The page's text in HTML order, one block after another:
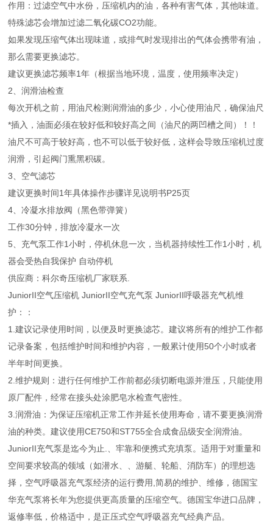
作用：过滤空气中水份，压缩机内的油，各种有害气体，其他味道。
特殊滤芯会增加过滤二氧化碳CO2功能。
如果发现压缩气体出现味道，或排气时发现排出的气体会携带有油，
那么需要更换滤芯。
建议更换滤芯频率1年（根据当地环境，温度，使用频率决定）
2、润滑油检查
每次开机之前，用油尺检测润滑油的多少，小心使用油尺，确保油尺
*插入，油面必须在较好低和较好高之间（油尺的两凹槽之间）！！
油尺不可高于较好高，也不可以低于较好低，这样会导致压缩机过度
润滑，引起阀门熏黑积碳。
3、空气滤芯
建议更换时间1年具体操作步骤详见说明书P25页
4、冷凝水排放阀（黑色带弹簧）
工作30分钟，排放冷凝水一次
5、充气泵工作1小时，停机休息一次，当机器持续性工作1小时，机
器会受热自我保护 自动停机
供应商：科尔奇压缩机厂家联系.
JuniorII空气压缩机 JuniorII空气充气泵 JuniorII呼吸器充气机维
护：：
1.建议记录使用时间，以便及时更换滤芯。建议将所有的维护工作都
记录备案，包括维护时间和维护内容，一般累计使用50个小时或者
半年时间更换。
2.维护规则：进行任何维护工作前都必须切断电源并泄压，只能使用
原厂配件，经常在接头处涂肥皂水检查气密性。
3.润滑油：为保证压缩机正常工作并延长使用寿命，请不要更换润滑
油的种类。建议使用CE750和ST755全合成食品级安全润滑油。
JuniorII充气泵是迄今为止.、牢靠和便携式充填泵。适用于对重量和
空间要求较高的领域（如潜水、、游艇、轮船、消防车）的理想选
择，空气呼吸器充气泵经济的运行费用,简易的维护、维修，德国宝
华充气泵将长年为您提供更高质量的压缩空气。德国宝华进口品牌，
返修率低，价格适中，是正压式空气呼吸器充气经典产品。